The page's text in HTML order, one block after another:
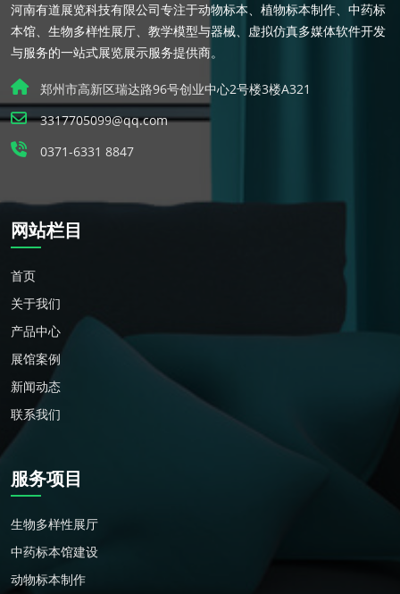
河南有道展览科技有限公司专注于动物标本、植物标本制作、中药标
本馆、生物多样性展厅、教学模型与器械、虚拟仿真多媒体软件开发
与服务的一站式展览展示服务提供商。
郑州市高新区瑞达路96号创业中心2号楼3楼A321
3317705099@qq.com
0371-6331 8847
网站栏目
首页
关于我们
产品中心
展馆案例
新闻动态
联系我们
服务项目
生物多样性展厅
中药标本馆建设
动物标本制作